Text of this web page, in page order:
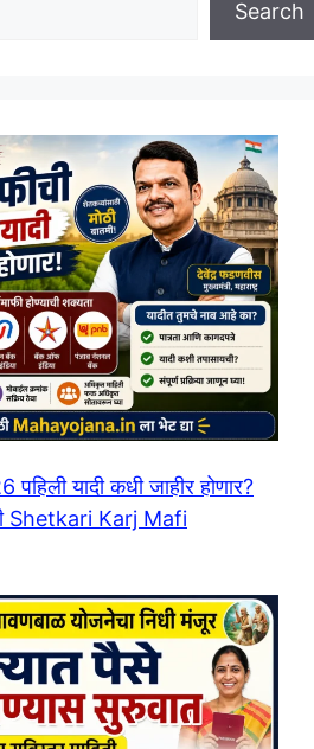
Search
पहिली यादी कधी जाहीर होणार?
Shetkari Karj Mafi